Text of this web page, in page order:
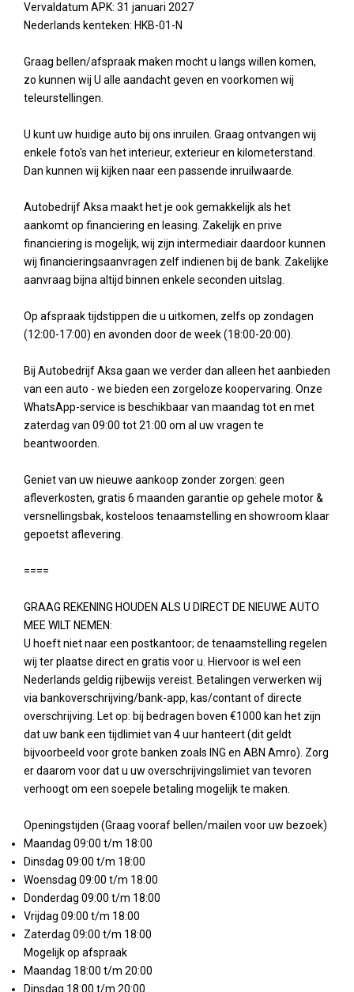
Vervaldatum APK: 31 januari 2027
Nederlands kenteken: HKB-01-N
Graag bellen/afspraak maken mocht u langs willen komen,
zo kunnen wij U alle aandacht geven en voorkomen wij
teleurstellingen.
U kunt uw huidige auto bij ons inruilen. Graag ontvangen wij
enkele foto's van het interieur, exterieur en kilometerstand.
Dan kunnen wij kijken naar een passende inruilwaarde.
Autobedrijf Aksa maakt het je ook gemakkelijk als het
aankomt op financiering en leasing. Zakelijk en prive
financiering is mogelijk, wij zijn intermediair daardoor kunnen
wij financieringsaanvragen zelf indienen bij de bank. Zakelijke
aanvraag bijna altijd binnen enkele seconden uitslag.
Op afspraak tijdstippen die u uitkomen, zelfs op zondagen
(12:00-17:00) en avonden door de week (18:00-20:00).
Bij Autobedrijf Aksa gaan we verder dan alleen het aanbieden
van een auto - we bieden een zorgeloze koopervaring. Onze
WhatsApp-service is beschikbaar van maandag tot en met
zaterdag van 09:00 tot 21:00 om al uw vragen te
beantwoorden.
Geniet van uw nieuwe aankoop zonder zorgen: geen
afleverkosten, gratis 6 maanden garantie op gehele motor &
versnellingsbak, kosteloos tenaamstelling en showroom klaar
gepoetst aflevering.
====
GRAAG REKENING HOUDEN ALS U DIRECT DE NIEUWE AUTO
MEE WILT NEMEN:
U hoeft niet naar een postkantoor; de tenaamstelling regelen
wij ter plaatse direct en gratis voor u. Hiervoor is wel een
Nederlands geldig rijbewijs vereist. Betalingen verwerken wij
via bankoverschrijving/bank-app, kas/contant of directe
overschrijving. Let op: bij bedragen boven €1000 kan het zijn
dat uw bank een tijdlimiet van 4 uur hanteert (dit geldt
bijvoorbeeld voor grote banken zoals ING en ABN Amro). Zorg
er daarom voor dat u uw overschrijvingslimiet van tevoren
verhoogt om een soepele betaling mogelijk te maken.
Openingstijden (Graag vooraf bellen/mailen voor uw bezoek)
Maandag 09:00 t/m 18:00
Dinsdag 09:00 t/m 18:00
Woensdag 09:00 t/m 18:00
Donderdag 09:00 t/m 18:00
Vrijdag 09:00 t/m 18:00
Zaterdag 09:00 t/m 18:00
Mogelijk op afspraak
Maandag 18:00 t/m 20:00
Dinsdag 18:00 t/m 20:00